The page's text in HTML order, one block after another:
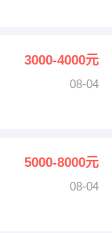
3000-4000元
08-04
5000-8000元
08-04